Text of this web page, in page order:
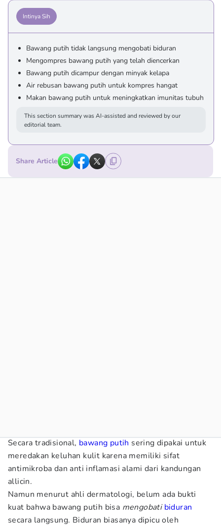
Intinya Sih
Bawang putih tidak langsung mengobati biduran
Mengompres bawang putih yang telah diencerkan
Bawang putih dicampur dengan minyak kelapa
Air rebusan bawang putih untuk kompres hangat
Makan bawang putih untuk meningkatkan imunitas tubuh
This section summary was AI-assisted and reviewed by our
editorial team.
Share Article
Secara tradisional, bawang putih sering dipakai untuk
meredakan keluhan kulit karena memiliki sifat
antimikroba dan anti inflamasi alami dari kandungan
allicin.
Namun menurut ahli dermatologi, belum ada bukti
kuat bahwa bawang putih bisa mengobati biduran
secara langsung. Biduran biasanya dipicu oleh